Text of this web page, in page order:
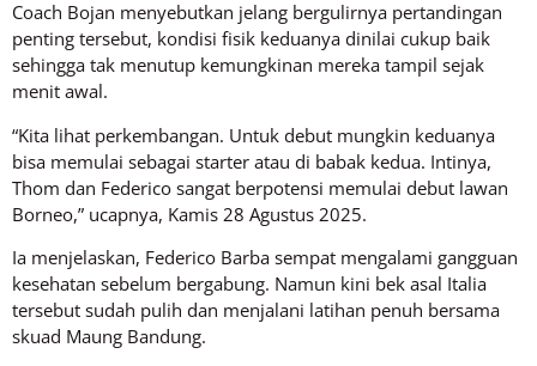
Coach Bojan menyebutkan jelang bergulirnya pertandingan
penting tersebut, kondisi fisik keduanya dinilai cukup baik
sehingga tak menutup kemungkinan mereka tampil sejak
menit awal.
“Kita lihat perkembangan. Untuk debut mungkin keduanya
bisa memulai sebagai starter atau di babak kedua. Intinya,
Thom dan Federico sangat berpotensi memulai debut lawan
Borneo,” ucapnya, Kamis 28 Agustus 2025.
Ia menjelaskan, Federico Barba sempat mengalami gangguan
kesehatan sebelum bergabung. Namun kini bek asal Italia
tersebut sudah pulih dan menjalani latihan penuh bersama
skuad Maung Bandung.